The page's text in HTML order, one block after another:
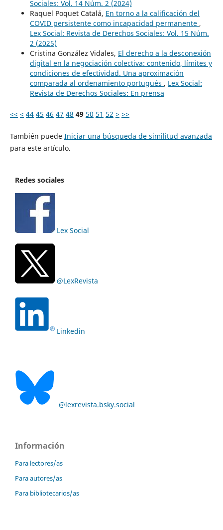
Sociales: Vol. 14 Núm. 2 (2024)
Raquel Poquet Catalá, En torno a la calificación del
COVID persistente como incapacidad permanente ,
Lex Social: Revista de Derechos Sociales: Vol. 15 Núm.
2 (2025)
Cristina González Vidales, El derecho a la desconexión
digital en la negociación colectiva: contenido, límites y
condiciones de efectividad. Una aproximación
comparada al ordenamiento portugués , Lex Social:
Revista de Derechos Sociales: En prensa
<< < 44 45 46 47 48 49 50 51 52 > >>
También puede Iniciar una búsqueda de similitud avanzada
para este artículo.
Redes sociales
Lex Social
@LexRevista
Linkedin
@lexrevista.bsky.social
Información
Para lectores/as
Para autores/as
Para bibliotecarios/as